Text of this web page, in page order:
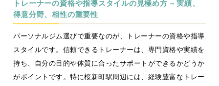
トレーナーの資格や指導スタイルの見極め方 – 実績、
得意分野、相性の重要性
パーソナルジム選びで重要なのが、トレーナーの資格や指導
スタイルです。信頼できるトレーナーは、専門資格や実績を
持ち、自分の目的や体質に合ったサポートができるかどうか
がポイントです。特に桜新町駅周辺には、経験豊富なトレー